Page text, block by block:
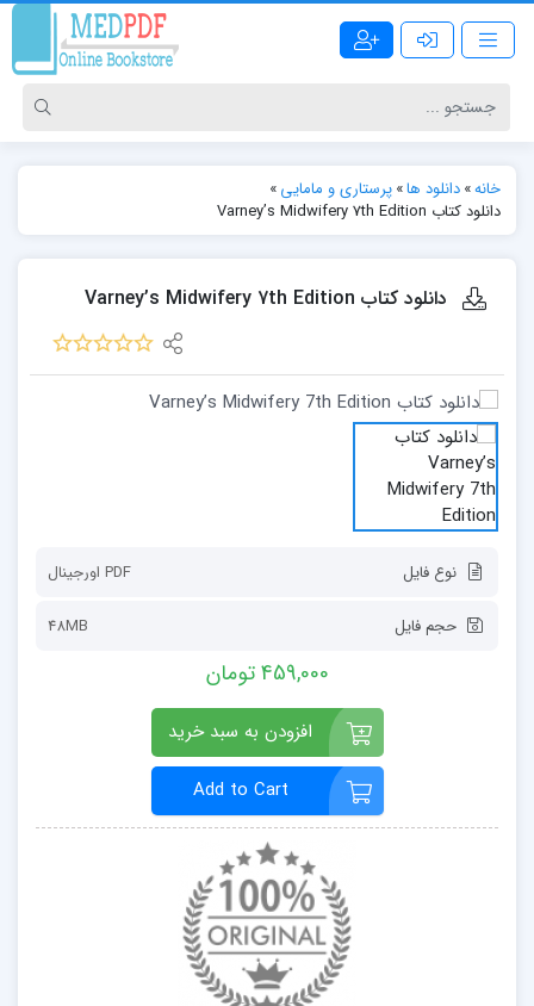
خانه»دانلود ها»پرستاری و مامایی»
دانلود کتاب Varney’s Midwifery 7th Edition
دانلود کتاب Varney’s Midwifery 7th Edition
نوع فایل PDF اورجينال
حجم فایل 48MB
459,000 تومان
افزودن به سبد خرید
Add to Cart